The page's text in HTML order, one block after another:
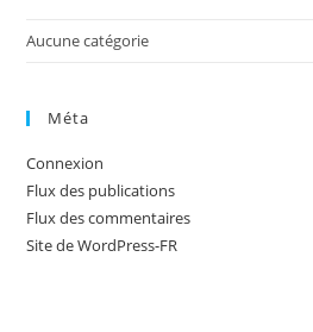
Aucune catégorie
Méta
Connexion
Flux des publications
Flux des commentaires
Site de WordPress-FR